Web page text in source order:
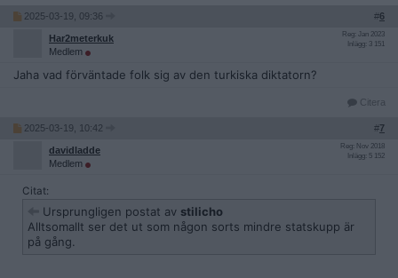
2025-03-19, 09:36 #6
Har2meterkuk
Medlem
Reg: Jan 2023
Inlägg: 3 151
Jaha vad förväntade folk sig av den turkiska diktatorn?
Citera
2025-03-19, 10:42 #7
davidladde
Medlem
Reg: Nov 2018
Inlägg: 5 152
Citat:
Ursprungligen postat av stilicho
Alltsomallt ser det ut som någon sorts mindre statskupp är
på gång.